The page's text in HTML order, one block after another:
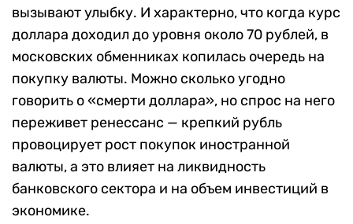
вызывают улыбку. И характерно, что когда курс
доллара доходил до уровня около 70 рублей, в
московских обменниках копилась очередь на
покупку валюты. Можно сколько угодно
говорить о «смерти доллара», но спрос на него
переживет ренессанс — крепкий рубль
провоцирует рост покупок иностранной
валюты, а это влияет на ликвидность
банковского сектора и на объем инвестиций в
экономике.